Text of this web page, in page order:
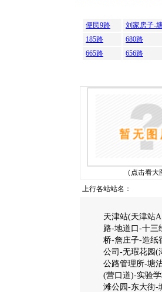
便民9路 刘家房子-
185路
680路
665路
656路
（点击看大
上行各站站名：
天津站(天津站
路-地道口-十三
桥-詹庄子-造纸
公司-无瑕花园(
公路管理所-塘
(营口道)-实验
滩公园-东大街-